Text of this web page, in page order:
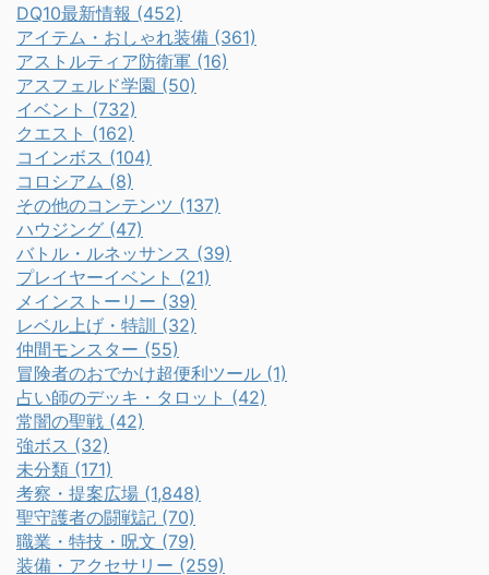
DQ10最新情報 (452)
アイテム・おしゃれ装備 (361)
アストルティア防衛軍 (16)
アスフェルド学園 (50)
イベント (732)
クエスト (162)
コインボス (104)
コロシアム (8)
その他のコンテンツ (137)
ハウジング (47)
バトル・ルネッサンス (39)
プレイヤーイベント (21)
メインストーリー (39)
レベル上げ・特訓 (32)
仲間モンスター (55)
冒険者のおでかけ超便利ツール (1)
占い師のデッキ・タロット (42)
常闇の聖戦 (42)
強ボス (32)
未分類 (171)
考察・提案広場 (1,848)
聖守護者の闘戦記 (70)
職業・特技・呪文 (79)
装備・アクセサリー (259)